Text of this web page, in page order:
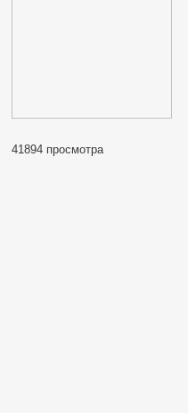
41894 просмотра